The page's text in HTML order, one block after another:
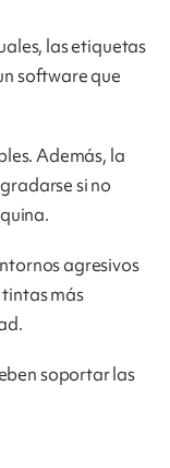
las etiquetas
software que
Además, la
si no
agresivos
más
soportar las